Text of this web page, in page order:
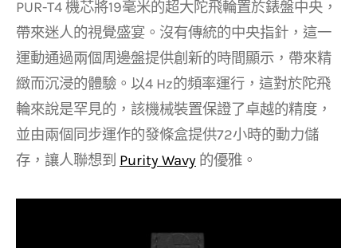
PUR-T4 機芯將19毫米的超大陀飛輪置於錶盤中央，
帶來迷人的視覺盛宴。沒有傳統的中央指針，這一
運動通過兩個周邊盤提供創新的時間顯示，帶來精
緻而沉浸的體驗。以4 Hz的頻率運行，這對於陀飛
輪來說是罕見的，該機械裝置保證了卓越的精度，
並由兩個同步運作的發條盒提供72小時的動力儲
存，讓人聯想到 Purity Wavy 的優雅。